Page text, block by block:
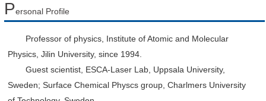
Personal Profile
Professor of physics, Institute of Atomic and Molecular
Physics, Jilin University, since 1994.
Guest scientist, ESCA-Laser Lab, Uppsala University,
Sweden; Surface Chemical Physcs group, Charlmers University